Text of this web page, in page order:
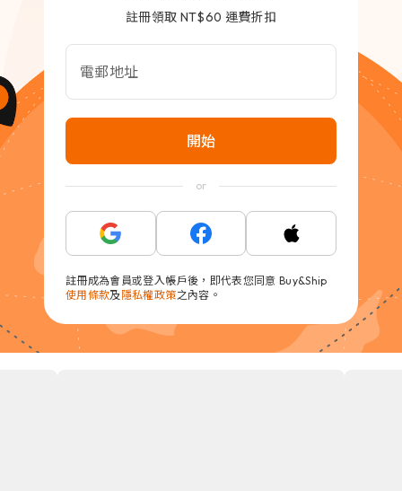
註冊領取 NT$60 運費折扣
電郵地址
開始
or
註冊成為會員或登入帳戶後，即代表您同意 Buy&Ship
使用條款及隱私權政策之內容。